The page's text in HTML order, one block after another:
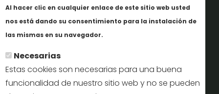
Al hacer clic en cualquier enlace de este sitio web usted
nos está dando su consentimiento para la instalación de
las mismas en su navegador.
Necesarias
Estas cookies son necesarias para una buena
funcionalidad de nuestro sitio web y no se pueden
Informes y documentación
Perfil del contratante
Oficinas de Turismo
reservas@turismodesegovia.com